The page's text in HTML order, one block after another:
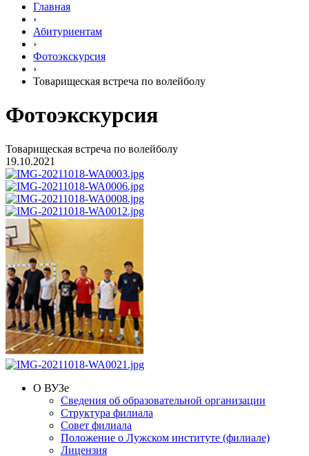
Главная
›
Абитуриентам
›
Фотоэкскурсия
›
Товарищеская встреча по волейболу
Фотоэкскурсия
Товарищеская встреча по волейболу
19.10.2021
О ВУЗе
Сведения об образовательной организации
Структура филиала
Совет филиала
Положение о Лужском институте (филиале)
Лицензия